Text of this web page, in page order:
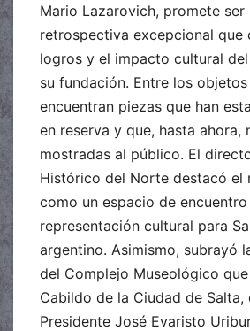
Mario Lazarovich, promete ser
retrospectiva excepcional que
logros y el impacto cultural
su fundación. Entre los
encuentran piezas que han
en reserva y que, hasta ahora,
mostradas al público. El
Histórico del Norte destacó el
como un espacio de
representación cultural para
argentino. Asimismo, subrayó
del Complejo Museológico
Cabildo de la Ciudad de Salta,
Presidente José Evaristo